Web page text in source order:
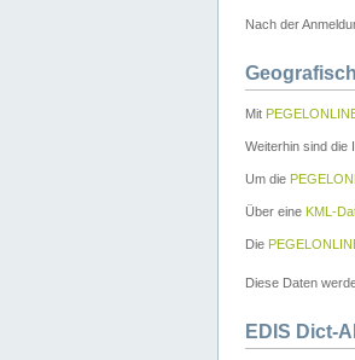
Nach der
Mit
Weiterhin sind die
Um die
Über eine KML-
Die
Diese Daten
EDIS Dict-